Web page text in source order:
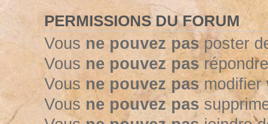
PERMISSIONS DU FORUM
Vous ne pouvez pasposter
Vous ne pouvez pas
Vous ne pouvez pasmodifier
Vous ne pouvez pas